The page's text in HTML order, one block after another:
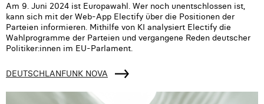
Am 9. Juni 2024 ist Europawahl. Wer noch unentschlossen ist,
kann sich mit der Web-App Electify über die Positionen der
Parteien informieren. Mithilfe von KI analysiert Electify die
Wahlprogramme der Parteien und vergangene Reden deutscher
Politiker:innen im EU-Parlament.
DEUTSCHLANFUNK NOVA